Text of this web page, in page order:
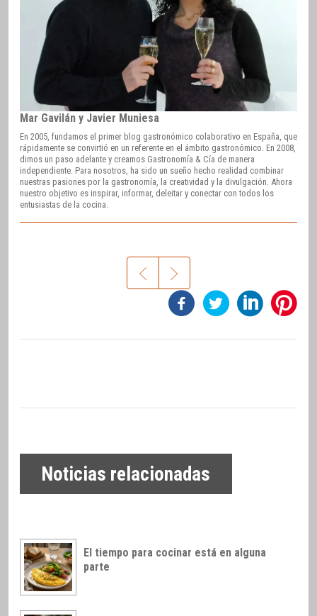
Mar Gavilán y Javier Muniesa
En 2005, fundamos el primer blog gastronómico colaborativo en España, que
rápidamente se convirtió en un referente en el ámbito gastronómico. En 2008,
dimos un paso adelante y creamos Gastronomía & Cía de manera
independiente. Para nosotros, ha sido un sueño hecho realidad combinar
nuestras pasiones por la gastronomía, la creatividad y la divulgación. Ahora
nuestro objetivo es inspirar, informar, deleitar y conectar con todos los
entusiastas de la cocina.
Noticias relacionadas
El tiempo para cocinar está en alguna
parte